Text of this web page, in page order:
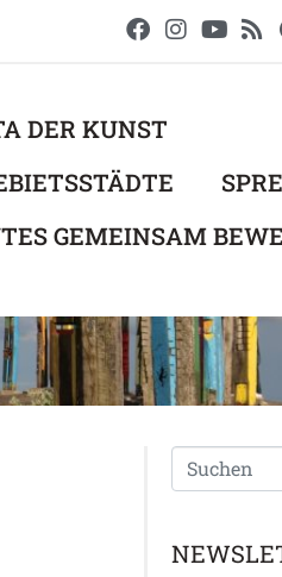
DER KUNST
GEMEINSAM